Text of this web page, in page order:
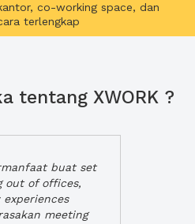
co-working space, dan
terlengkap
tentang XWORK ?
buat set
out of offices,
meeting